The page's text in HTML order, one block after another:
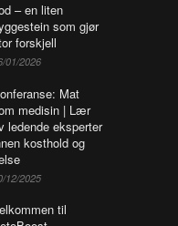
– en liten
som gjør
forskjell
01/2026
Mat
medisin | Lær
ledende eksperter
kosthold og
12/2025
til